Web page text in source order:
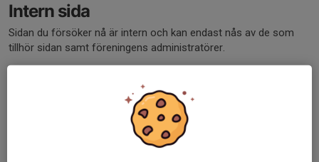
Intern sida
Sidan du försöker nå är intern och kan endast nås av de som
tillhör sidan samt föreningens administratörer.